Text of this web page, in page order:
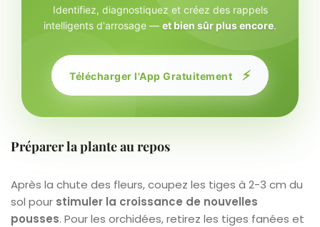
Identifiez, diagnostiquez et créez des rappels
intelligents d'arrosage — et bien sûr plus encore.
Télécharger l'App Gratuitement ⚡
Préparer la plante au repos
Après la chute des fleurs, coupez les tiges à 2-3 cm du
sol pour stimuler la croissance de nouvelles
pousses. Pour les orchidées, retirez les tiges fanées et